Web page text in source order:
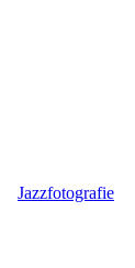
Jazzfotografie